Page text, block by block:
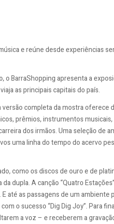
e reúne desde experiências
BarraShopping apresenta a
as principais capitais do país.
completa da mostra oferece
prêmios, instrumentos
dos irmãos. Uma seleção de
uma linha do tempo do acervo
como os discos de ouro e de
dupla. A canção “Quatro
até as passagens de um ambiente
o sucesso “Dig Dig Joy”. Para
a voz – e receberem a